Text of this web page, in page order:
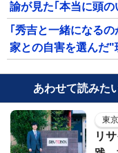
諭が見た｢本当に頭
｢秀吉と一緒になる
家との自害を選んだ
あわせて読みた
東
リ